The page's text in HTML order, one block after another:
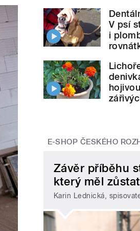
V psí
i
E-SHOP ČESKÉHO
Závěr příběhu
který měl
Karin Lednická,